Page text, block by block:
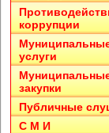
коррупции
услуги
закупки
Публичные
С М И